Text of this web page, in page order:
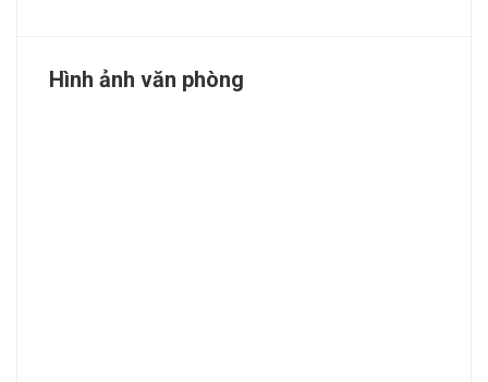
Hình ảnh văn phòng